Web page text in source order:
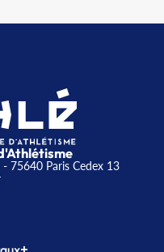
75640 Paris Cedex 13